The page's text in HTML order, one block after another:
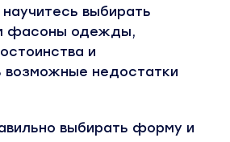
выбирать
фасоны одежды,
и
возможные недостатки
выбирать форму и